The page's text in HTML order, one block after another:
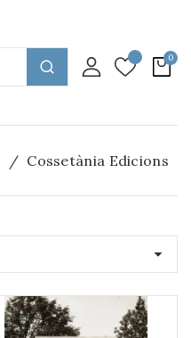
Cossetània Edicions
